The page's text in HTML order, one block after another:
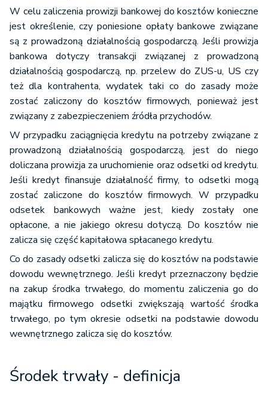
W celu zaliczenia prowizji bankowej do kosztów konieczne
jest określenie, czy poniesione opłaty bankowe związane
są z prowadzoną działalnością gospodarczą. Jeśli prowizja
bankowa dotyczy transakcji związanej z prowadzoną
działalnością gospodarczą, np. przelew do ZUS-u, US czy
też dla kontrahenta, wydatek taki co do zasady może
zostać zaliczony do kosztów firmowych, ponieważ jest
związany z zabezpieczeniem źródła przychodów.
W przypadku zaciągnięcia kredytu na potrzeby związane z
prowadzoną działalnością gospodarczą, jest do niego
doliczana prowizja za uruchomienie oraz odsetki od kredytu.
Jeśli kredyt finansuje działalność firmy, to odsetki mogą
zostać zaliczone do kosztów firmowych. W przypadku
odsetek bankowych ważne jest, kiedy zostały one
opłacone, a nie jakiego okresu dotyczą. Do kosztów nie
zalicza się część kapitałowa spłacanego kredytu.
Co do zasady odsetki zalicza się do kosztów na podstawie
dowodu wewnętrznego. Jeśli kredyt przeznaczony będzie
na zakup środka trwałego, do momentu zaliczenia go do
majątku firmowego odsetki zwiększają wartość środka
trwałego, po tym okresie odsetki na podstawie dowodu
wewnętrznego zalicza się do kosztów.
Środek trwały - definicja